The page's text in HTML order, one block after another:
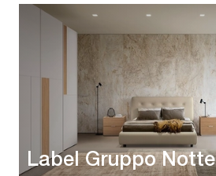
Label Gruppo Notte